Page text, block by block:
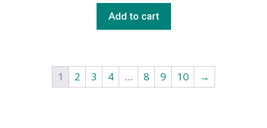
Add to cart
1 2 3 4 … 8 9 10 →